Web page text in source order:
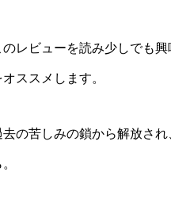
レビューを読み少しでも
ススメします。
の苦しみの鎖から解放さ